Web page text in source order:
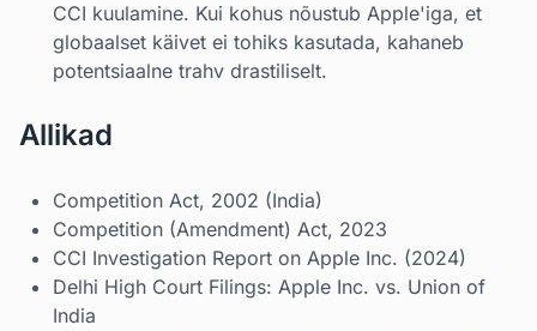
CCI kuulamine. Kui kohus nõustub Apple'iga, et
globaalset käivet ei tohiks kasutada, kahaneb
potentsiaalne trahv drastiliselt.
Allikad
Competition Act, 2002 (India)
Competition (Amendment) Act, 2023
CCI Investigation Report on Apple Inc. (2024)
Delhi High Court Filings: Apple Inc. vs. Union of
India